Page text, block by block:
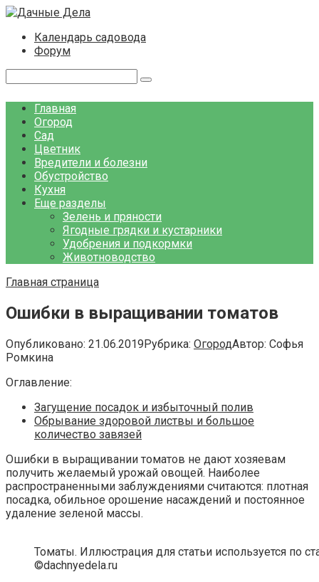
Перейти
контентуКалендарь садовода
Форум
Главная
Огород
Сад
Цветник
Вредители и болезни
Обустройство
Кухня
Еще разделы
Зелень и пряности
Ягодные грядки и кустарники
Удобрения и подкормки
Животноводство
Главная страница
Ошибки в выращивании томатов
Опубликовано: 21.06.2019Рубрика: ОгородАвтор: Софья
Ромкина
Оглавление:
Загущение посадок и избыточный полив
Обрывание здоровой листвы и большое
количество завязей
Ошибки в выращивании томатов не дают хозяевам
получить желаемый урожай овощей. Наиболее
распространенными заблуждениями считаются: плотная
посадка, обильное орошение насаждений и постоянное
удаление зеленой массы.
Томаты. Иллюстрация для статьи используется по
©dachnyedela.ru